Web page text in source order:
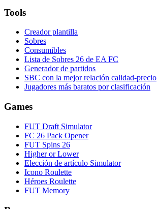
Tools
Creador plantilla
Sobres
Consumibles
Lista de Sobres 26 de EA FC
Generador de partidos
SBC con la mejor relación calidad-precio
Jugadores más baratos por clasificación
Games
FUT Draft Simulator
FC 26 Pack Opener
FUT Spins 26
Higher or Lower
Elección de artículo Simulator
Icono Roulette
Héroes Roulette
FUT Memory